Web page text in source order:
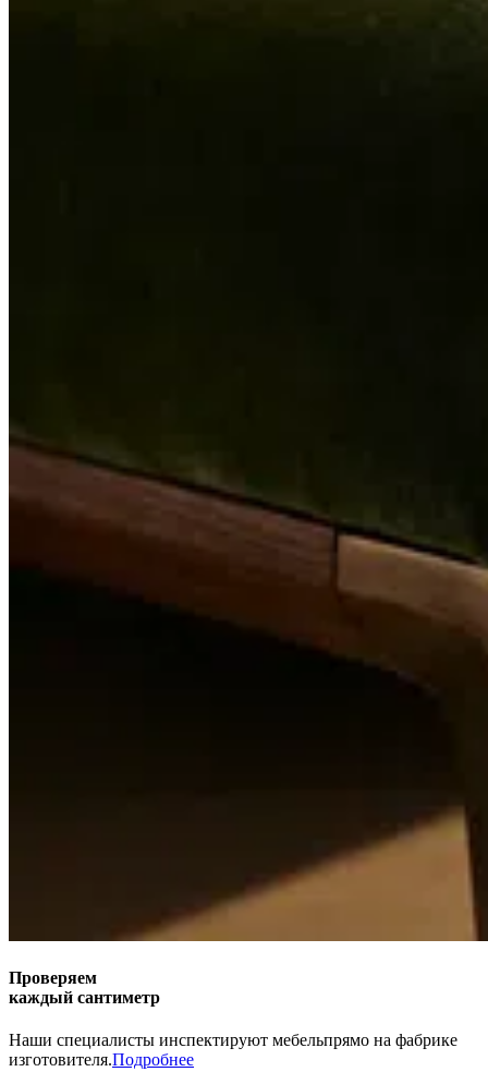
Проверяем
каждый сантиметр
Наши специалисты инспектируют мебельпрямо на фабрике
изготовителя.Подробнее